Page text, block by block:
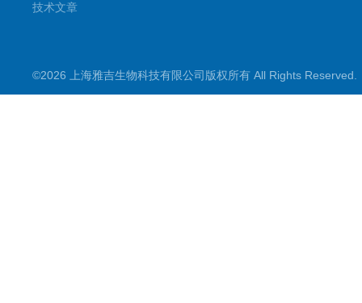
技术文章
©2026 上海雅吉生物科技有限公司版权所有 All Rights